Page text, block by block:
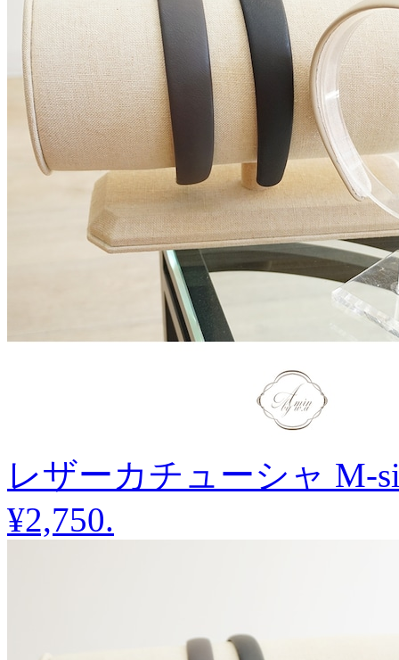
レザーカチューシャ M-
¥2,750.